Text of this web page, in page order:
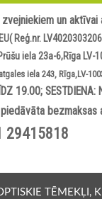
un aktīvai
Reģ.nr.
iela 23a-6,Rīga LV-
iela 243, Rīga,LV-
19.00;
bezmaksas
29415818
TĒMEKĻI,